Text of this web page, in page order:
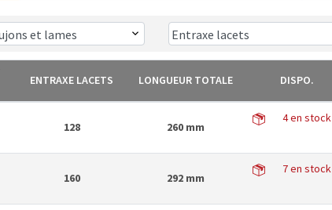
ENTRAXE LACETS LONGUEUR TOTALE DISPO.
128 260 mm
4 en stock
160 292 mm
7 en stock